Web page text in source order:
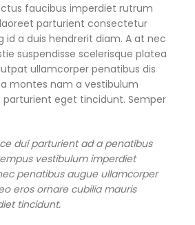
faucibus imperdiet rutrum
parturient consectetur
id a duis hendrerit diam. A at nec
suspendisse scelerisque platea
ullamcorper penatibus dis
montes nam a vestibulum
eget tincidunt. Semper
dui parturient ad a penatibus
vestibulum imperdiet
penatibus augue ullamcorper
eros ornare cubilia mauris
tincidunt.